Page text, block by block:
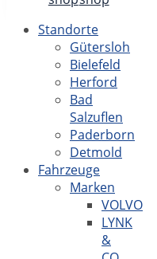
Standorte
Gütersloh
Bielefeld
Herford
Bad
Salzuflen
Paderborn
Detmold
Fahrzeuge
Marken
VOLVO
LYNK
&